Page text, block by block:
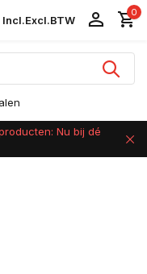
Incl.Excl.BTW
0
Nu bij dé